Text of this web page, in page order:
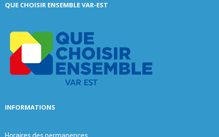
h
QUE CHOISIR ENSEMBLE VAR-EST
INFORMATIONS